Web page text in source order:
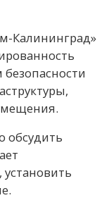
Калининград»
обсудить